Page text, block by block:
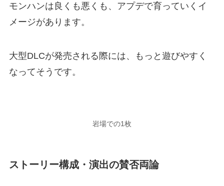
モンハンは良くも悪くも、アプデで育っていくイ
メージがあります。
大型DLCが発売される際には、もっと遊びやすく
なってそうです。
岩場での1枚
ストーリー構成・演出の賛否両論